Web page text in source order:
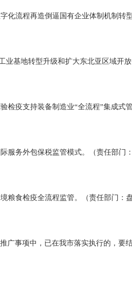
流程再造倒逼国有企业体制机制转
基地转型升级和扩大东北亚区域开放
疫支持装备制造业“全流程”集成式
务外包保税监管模式。（责任部门
食检疫全流程监管。（责任部门：
事项中，已在我市落实执行的，要结